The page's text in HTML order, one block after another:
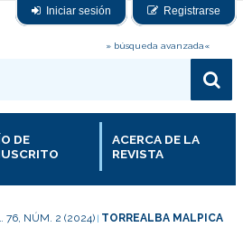
Iniciar sesión Registrarse
» búsqueda avanzada«
DE
ACERCA DE LA
REVISTA
76, NÚM. 2 (2024) TORREALBA MALPICA